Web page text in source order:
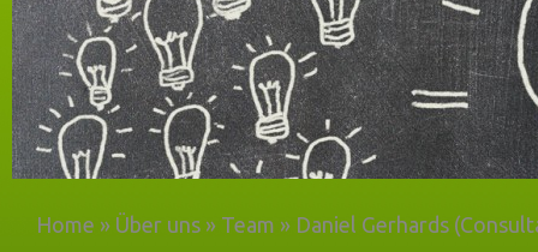
Home » Über uns » Team » Daniel Gerhards